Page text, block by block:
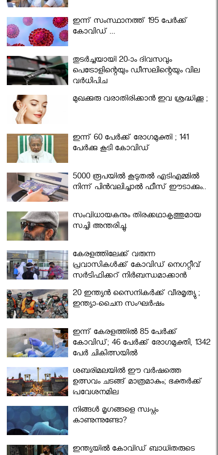
ഇന്ന് സംസ്ഥാനത്ത് 195 പേര്‍ക്ക്
കോവിഡ് ...
തുടർച്ചയായി 20-ാം ദിവസവും
പെട്രോളിന്റെയും ഡീസലിന്റെയും വില
വര്‍ധിപ്പിച്ചു
മുഖക്കുരു വരാതിരിക്കാന്‍ ഇവ ശ്രദ്ധിക്കൂ ;
ഇന്ന് 60 പേർക്ക് രോഗമുക്തി ; 141
പേര്‍ക്കു കൂടി കോവിഡ്
5000 രൂപയിൽ കൂടുതൽ എടിഎമ്മിൽ
നിന്ന് പിൻവലിച്ചാൽ ഫീസ് ഈടാക്കും..
സംവിധായകനും തിരക്കഥാകൃത്തുമായ
സച്ചി അന്തരിച്ചു.
കേരളത്തിലേക്ക് വരുന്ന
പ്രവാസികള്‍ക്ക് കോവിഡ് നെഗറ്റീവ്
സര്‍ട്ടിഫിക്കറ്റ് നിർബന്ധമാക്കാൻ
മന്ത്രിസഭ
20 ഇന്ത്യൻ സൈനികർക്ക് വീരമൃത്യു ;
ഇന്ത്യാ-ചൈന സംഘർഷം
ഇന്ന് കേരളത്തിൽ 85 പേർക്ക്
കോവിഡ്; 46 പേർക്ക് രോഗമുക്തി, 1342
പേർ ചികിത്സയിൽ
ശബരിമലയില്‍ ഈ വർഷത്തെ
ഉത്സവം ചടങ്ങ് മാത്രമാകും; ഭക്തർക്ക്
പ്രവേശനമില്ല
നിങ്ങള്‍ മൃഗങ്ങളെ സ്വപ്നം
കാണുന്നുണ്ടോ?
ഇന്ത്യയിൽ കോവിഡ് ബാധിതരുടെ